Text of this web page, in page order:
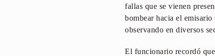
fallas que se vienen
bombear hacia el
observando en diversos
El funcionario recordó